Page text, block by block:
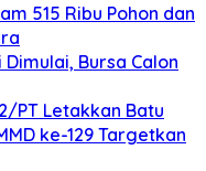
515 Ribu Pohon dan
Dimulai, Bursa Calon
PT Letakkan Batu
ke-129 Targetkan